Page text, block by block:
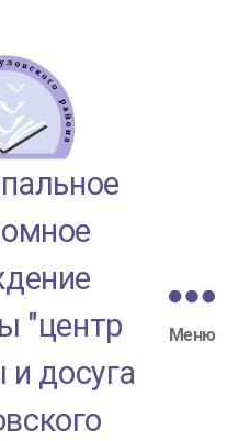
МАУК
"ЦКД
района"
"центр
и досуга
Меню